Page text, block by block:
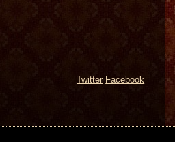
Twitter Facebook